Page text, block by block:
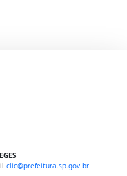
clic@prefeitura.sp.gov.br